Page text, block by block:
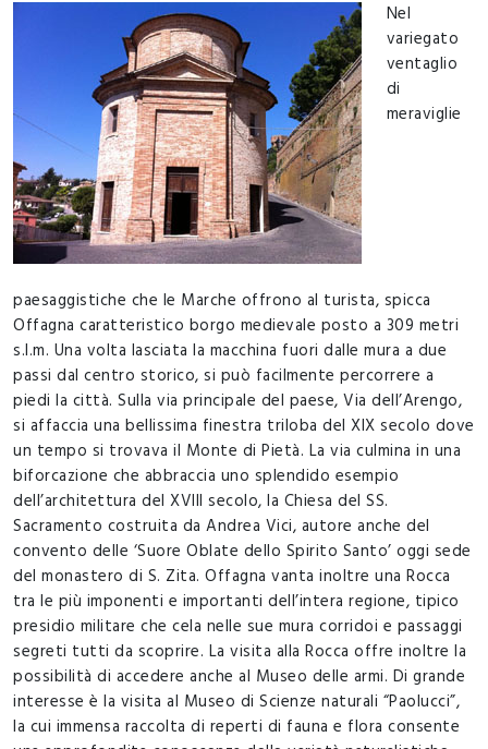
Nel
variegato
ventaglio
di
meraviglie
paesaggistiche che le Marche offrono al turista, spicca
Offagna caratteristico borgo medievale posto a 309 metri
s.l.m. Una volta lasciata la macchina fuori dalle mura a due
passi dal centro storico, si può facilmente percorrere a
piedi la città. Sulla via principale del paese, Via dell’Arengo,
si affaccia una bellissima finestra triloba del XIX secolo dove
un tempo si trovava il Monte di Pietà. La via culmina in una
biforcazione che abbraccia uno splendido esempio
dell’architettura del XVIII secolo, la Chiesa del SS.
Sacramento costruita da Andrea Vici, autore anche del
convento delle ‘Suore Oblate dello Spirito Santo’ oggi sede
del monastero di S. Zita. Offagna vanta inoltre una Rocca
tra le più imponenti e importanti dell’intera regione, tipico
presidio militare che cela nelle sue mura corridoi e passaggi
segreti tutti da scoprire. La visita alla Rocca offre inoltre la
possibilità di accedere anche al Museo delle armi. Di grande
interesse è la visita al Museo di Scienze naturali “Paolucci”,
la cui immensa raccolta di reperti di fauna e flora consente